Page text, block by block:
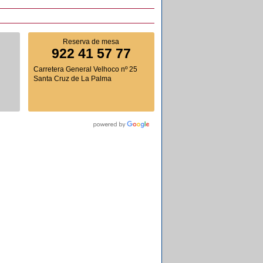
Reserva de mesa
922 41 57 77
Carretera General Velhoco nº 25
Santa Cruz de La Palma